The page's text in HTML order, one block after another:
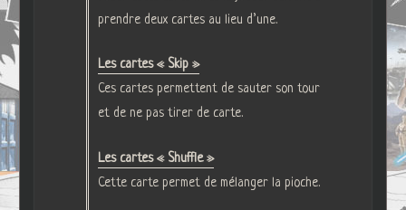
prendre deux cartes au lieu d’une.
Les cartes « Skip »
Ces cartes permettent de sauter son tour
et de ne pas tirer de carte.
Les cartes « Shuffle »
Cette carte permet de mélanger la pioche.